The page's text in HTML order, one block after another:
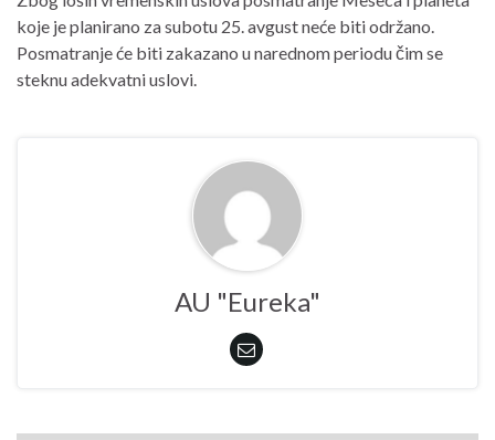
koje je planirano za subotu 25. avgust neće biti održano.
Posmatranje će biti zakazano u narednom periodu čim se
steknu adekvatni uslovi.
AU "Eureka"